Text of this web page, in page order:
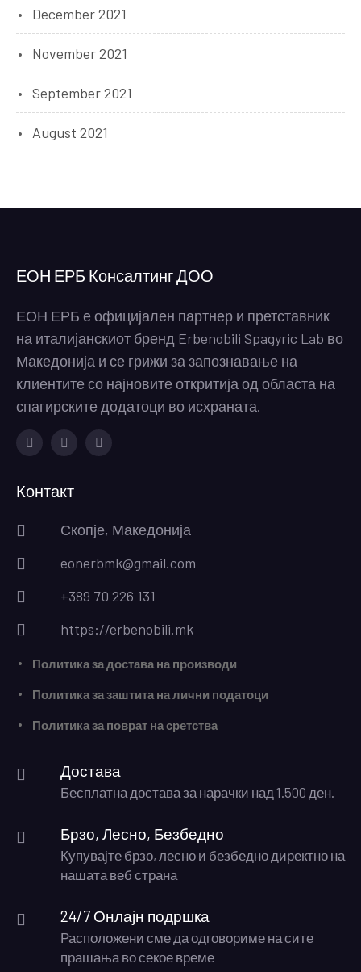
December 2021
November 2021
September 2021
August 2021
ЕОН ЕРБ Консалтинг ДОО
ЕОН ЕРБ е официјален партнер и претставник
на италијанскиот бренд Erbenobili Spagyric Lab во
Македонија и се грижи за запознавање на
клиентите со најновите откритија од областа на
спагирските додатоци во исхраната.
Контакт
Скопје, Македонија
eonerbmk@gmail.com
+389 70 226 131
https://erbenobili.mk
Политика за достава на производи
Политика за заштита на лични податоци
Политика за поврат на сретства
Достава
Бесплатна достава за нарачки над 1.500 ден.
Брзо, Лесно, Безбедно
Купувајте брзо, лесно и безбедно директно на
нашата веб страна
24/7 Онлајн подршка
Расположени сме да одговориме на сите
прашања во секое време